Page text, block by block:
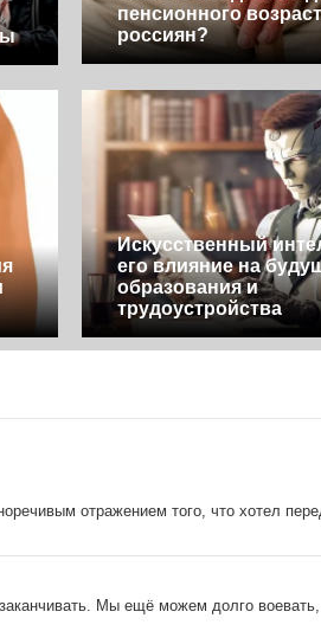
пенсионного
россиян?
Искусственный
его влияние на
образования и
трудоустройства
отражением того, что хотел
Мы ещё можем долго